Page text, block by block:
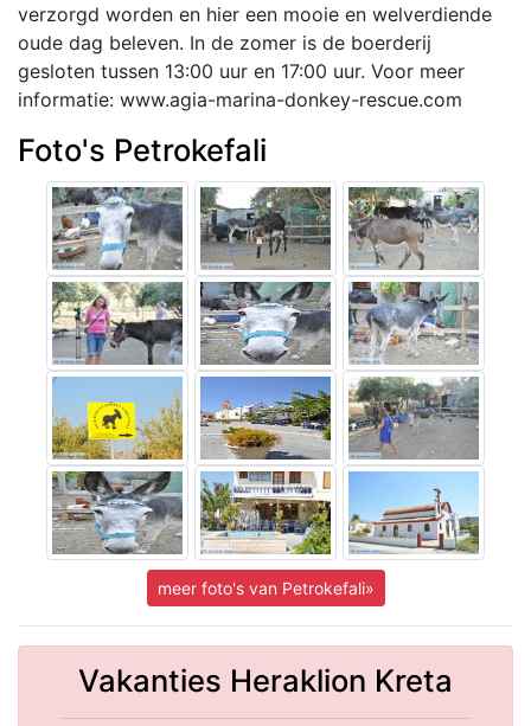
verzorgd worden en hier een mooie en welverdiende
oude dag beleven. In de zomer is de boerderij
gesloten tussen 13:00 uur en 17:00 uur. Voor meer
informatie: www.agia-marina-donkey-rescue.com
Foto's Petrokefali
meer foto's van Petrokefali»
Vakanties Heraklion Kreta